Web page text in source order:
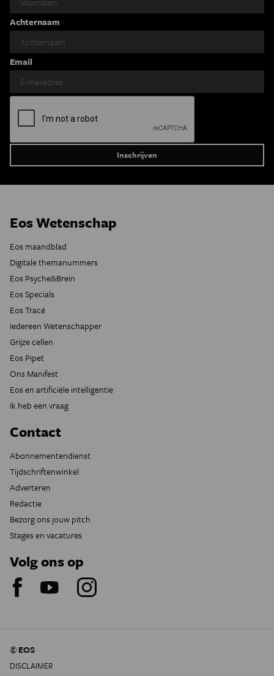
Achternaam
Email
Eos Wetenschap
Eos maandblad
Digitale themanummers
Eos Psyche&Brein
Eos Specials
Eos Tracé
Iedereen Wetenschapper
Grijze cellen
Eos Pipet
Ons Manifest
Eos en artificiële intelligentie
Ik heb een vraag
Contact
Abonnementendienst
Tijdschriftenwinkel
Adverteren
Redactie
Bezorg ons jouw pitch
Stages en vacatures
Volg ons op
© EOS
DISCLAIMER